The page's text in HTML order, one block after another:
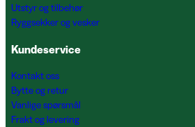
Utstyr og tilbehør
Ryggsekker og vesker
Kundeservice
Kontakt oss
Bytte og retur
Vanlige spørsmål
Frakt og levering